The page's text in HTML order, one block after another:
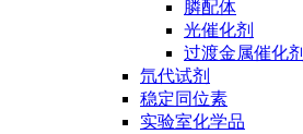
膦配体
光催化剂
过渡金属催化剂
氘代试剂
稳定同位素
实验室化学品